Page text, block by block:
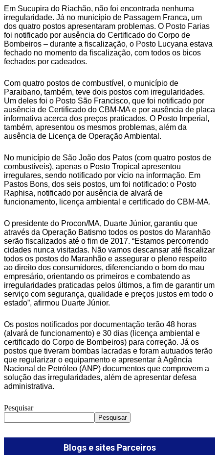
Em Sucupira do Riachão, não foi encontrada nenhuma
irregularidade. Já no município de Passagem Franca, um
dos quatro postos apresentaram problemas. O Posto Farias
foi notificado por ausência do Certificado do Corpo de
Bombeiros – durante a fiscalização, o Posto Lucyana estava
fechado no momento da fiscalização, com todos os bicos
fechados por cadeados.
Com quatro postos de combustível, o município de
Paraibano, também, teve dois postos com irregularidades.
Um deles foi o Posto São Francisco, que foi notificado por
ausência de Certificado do CBM-MA e por ausência de placa
informativa acerca dos preços praticados. O Posto Imperial,
também, apresentou os mesmos problemas, além da
ausência de Licença de Operação Ambiental.
No município de São João dos Patos (com quatro postos de
combustíveis), apenas o Posto Tropical apresentou
irregulares, sendo notificado por vício na informação. Em
Pastos Bons, dos seis postos, um foi notificado: o Posto
Raphisa, notificado por ausência de alvará de
funcionamento, licença ambiental e certificado do CBM-MA.
O presidente do Procon/MA, Duarte Júnior, garantiu que
através da Operação Batismo todos os postos do Maranhão
serão fiscalizados até o fim de 2017. “Estamos percorrendo
cidades nunca visitadas. Não vamos descansar até fiscalizar
todos os postos do Maranhão e assegurar o pleno respeito
ao direito dos consumidores, diferenciando o bom do mau
empresário, orientando os primeiros e combatendo as
irregularidades praticadas pelos últimos, a fim de garantir um
serviço com segurança, qualidade e preços justos em todo o
estado”, afirmou Duarte Júnior.
Os postos notificados por documentação terão 48 horas
(alvará de funcionamento) e 30 dias (licença ambiental e
certificado do Corpo de Bombeiros) para correção. Já os
postos que tiveram bombas lacradas e foram autuados terão
que regularizar o equipamento e apresentar à Agência
Nacional de Petróleo (ANP) documentos que comprovem a
solução das irregularidades, além de apresentar defesa
administrativa.
Pesquisar
Pesquisar
Blogs e sites Parceiros